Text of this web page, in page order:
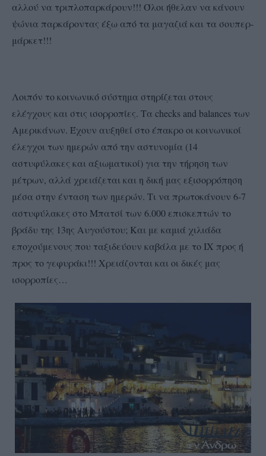
αλλού να τριπλοπαρκάρουν!!! Όλοι ήθελαν να κάνουν
ψώνια παρκάροντας έξω από τα μαγαζιά και τα σουπερ-
μάρκετ!!!
Λοιπόν το κοινωνικό σύστημα στηρίζεται στους
ελέγχους και στις ισορροπίες. Τα checks and balances των
Αμερικάνων. Έχουν αυξηθεί στο έπακρο οι κοινωνικοί
έλεγχοι των ημερών από την αστυνομία (14
αστυφύλακες και αξιωματικοί) για την τήρηση των
μέτρων, αλλά χρειάζεται και η δική μας εξισορρόπηση
μέσα στην ένταση των ημερών. Τι να πρωτοκάνουν 6-7
αστυφύλακες στο Μπατσί των 6.000 επισκεπτών το
βράδυ της 13ης Αυγούστου; Και με καμιά χιλιάδα
εποχούμενους που ταξιδεύουν καβάλα με το ΙΧ προς ή
προς το γεφυράκι!!! Χρειάζονται και οι δικές μας
ισορροπίες…